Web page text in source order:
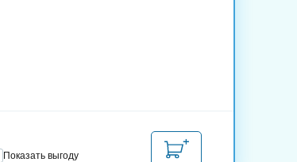
Показать выгоду